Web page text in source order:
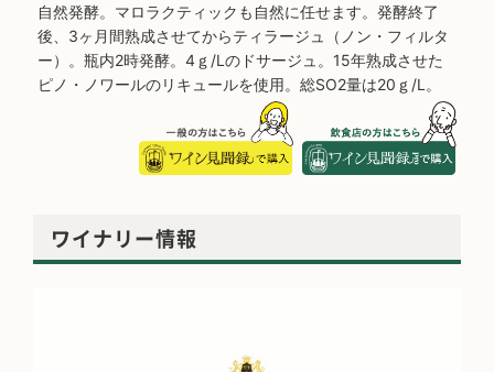
自然発酵。マロラクティックも自然に任せます。発酵終了
後、3ヶ月間熟成させてからティラージュ（ノン・フィルタ
ー）。瓶内2時発酵。4ｇ/Lのドサージュ。15年熟成させた
ピノ・ノワールのリキュールを使用。総SO2量は20ｇ/L。
ワイナリー情報